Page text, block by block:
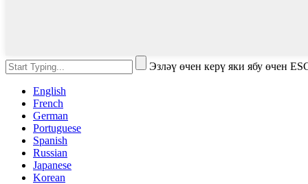
Эзләү өчен керү яки ябу өчен
English
French
German
Portuguese
Spanish
Russian
Japanese
Korean